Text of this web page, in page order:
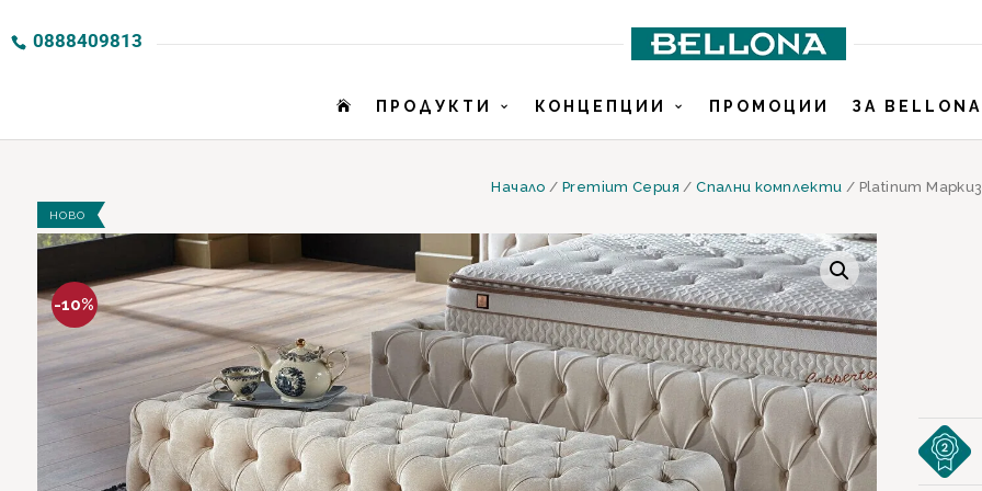
0888409813
 ПРОДУКТИ КОНЦЕПЦИИ ПРОМОЦИИ ЗА BELLONA
Начало / Premium Серия /Спални комплекти / Platinum Маркиз
НОВО
-10%